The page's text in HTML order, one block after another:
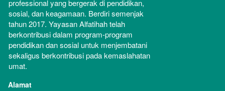
professional yang bergerak di pendidikan,
sosial, dan keagamaan. Berdiri semenjak
tahun 2017. Yayasan Alfatihah telah
berkontribusi dalam program-program
pendidikan dan sosial untuk menjembatani
sekaligus berkontribusi pada kemaslahatan
umat.
Alamat